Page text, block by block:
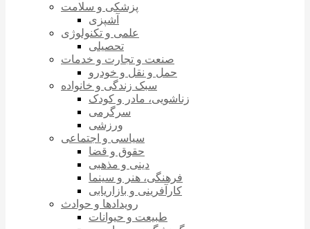
پزشکی و سلامت
آشپزی
علمی و تکنولوژی
تحصیلی
صنعت و تجارت و خدمات
حمل و نقل و خودرو
سبک زندگی و خانواده
زناشویی، مادر و کودک
سرگرمی
ورزشی
سیاسی و اجتماعی
حقوق و قضا
دینی و مذهبی
فرهنگی، هنر و سینما
کارآفرینی و بازاریابی
رویدادها و حوادث
طبیعت و حیوانات